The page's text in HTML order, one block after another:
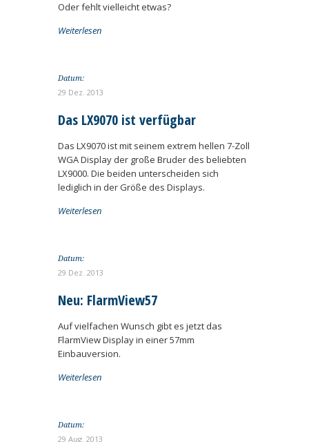
Oder fehlt vielleicht etwas?
Weiterlesen
Datum:
29 Dez. 2013
Das LX9070 ist verfügbar
Das LX9070 ist mit seinem extrem hellen 7-Zoll
WGA Display der große Bruder des beliebten
LX9000. Die beiden unterscheiden sich
lediglich in der Größe des Displays.
Weiterlesen
Datum:
29 Dez. 2013
Neu: FlarmView57
Auf vielfachen Wunsch gibt es jetzt das
FlarmView Display in einer 57mm
Einbauversion.
Weiterlesen
Datum:
29 Aug. 2013